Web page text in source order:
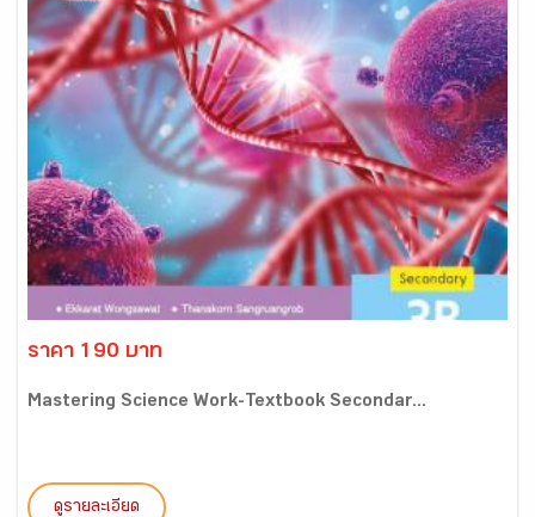
ราคา 190 บาท
Mastering Science Work-Textbook Secondar...
ดูรายละเอียด